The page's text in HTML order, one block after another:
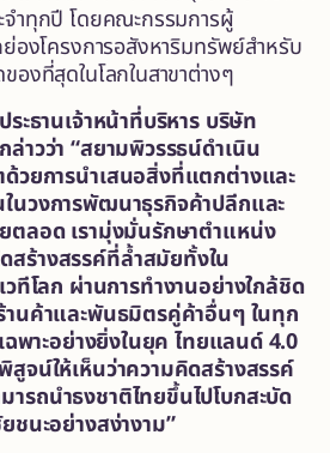
ำทุกปี โดยคณะกรรมการผู้
องโครงการอสังหาริมทรัพย์สำหรับ
งที่สุดในโลกในสาขาต่างๆ
ะธานเจ้าหน้าที่บริหาร บริษัท
าวว่า “สยามพิวรรธน์ดำเนิน
วยการนำเสนอสิ่งที่แตกต่างและ
นวงการพัฒนาธุรกิจค้าปลีกและ
ตลอด เรามุ่งมั่นรักษาตำแหน่ง
สร้างสรรค์ที่ล้ำสมัยทั้งใน
วทีโลก ผ่านการทำงานอย่างใกล้ชิด
านค้าและพันธมิตรคู่ค้าอื่นๆ ในทุก
ฉพาะอย่างยิ่งในยุค ไทยแลนด์ 4.0
จน์ให้เห็นว่าความคิดสร้างสรรค์
ารถนำธงชาติไทยขึ้นไปโบกสะบัด
ชนะอย่างสง่างาม”